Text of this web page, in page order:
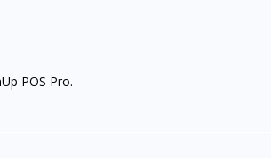
POS Pro.